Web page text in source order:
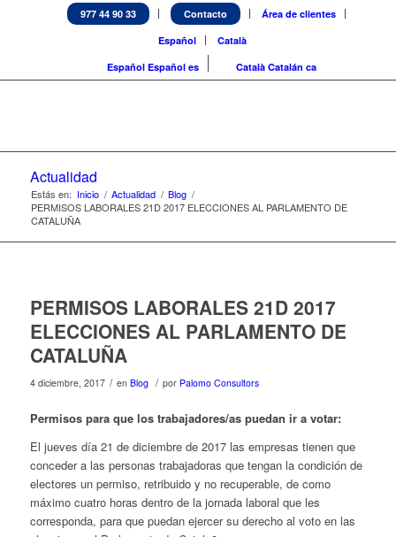
977 44 90 33 Contacto
Área de clientes
Español
Català
Español Español es Català Catalán ca
Actualidad
Estás en: Inicio / Actualidad / Blog /
PERMISOS LABORALES 21D 2017 ELECCIONES AL PARLAMENTO DE
CATALUÑA
PERMISOS LABORALES 21D 2017
ELECCIONES AL PARLAMENTO DE
CATALUÑA
4 diciembre, 2017 / en Blog / por Palomo Consultors
Permisos para que los trabajadores/as puedan ir a votar:
El jueves día 21 de diciembre de 2017 las empresas tienen que
conceder a las personas trabajadoras que tengan la condición de
electores un permiso, retribuido y no recuperable, de como
máximo cuatro horas dentro de la jornada laboral que les
corresponda, para que puedan ejercer su derecho al voto en las